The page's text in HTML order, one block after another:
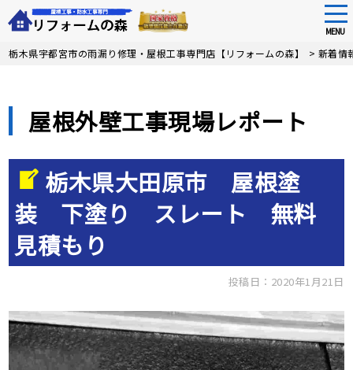
Skip
MENU
栃木県宇都宮市の雨漏り修理・屋根工事専門店【リフォームの森】 > 新着情
屋根外壁工事現場レポート
栃木県大田原市 屋根塗
装 下塗り スレート 無料
見積もり
投稿日：2020年1月21日